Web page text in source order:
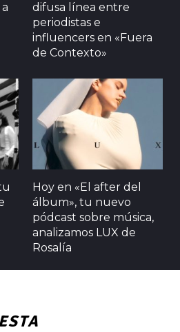
difusa línea entre
periodistas e
influencers en «Fuera
de Contexto»
Hoy en «El after del
álbum», tu nuevo
pódcast sobre música,
analizamos LUX de
Rosalía